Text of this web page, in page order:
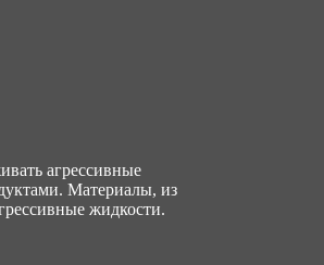
агрессивные
Материалы, из
жидкости.